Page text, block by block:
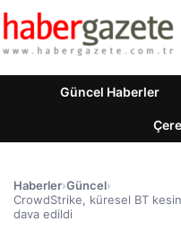
Güncel Haberler
Haberler›Güncel›
CrowdStrike, küresel BT
dava edildi